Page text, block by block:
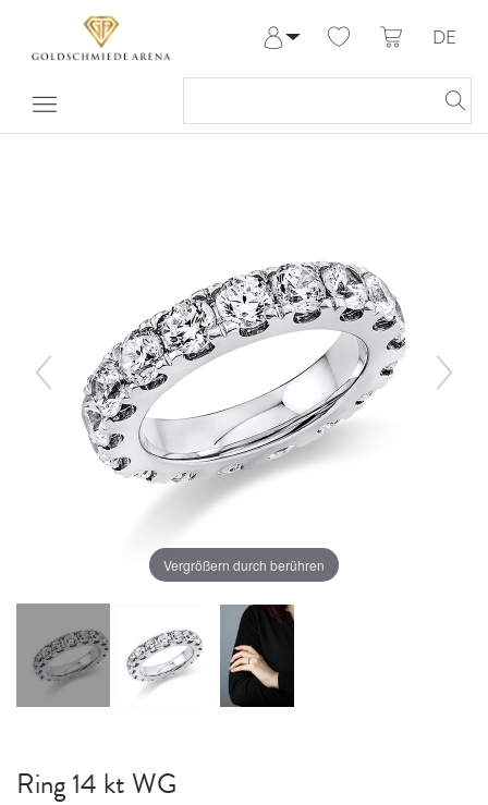
Meine Bestellungen
DE
Vergrößern durch berühren
Ring 14 kt WG